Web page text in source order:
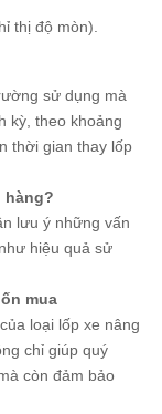
thị độ mòn).
sử dụng mà
kỳ, theo khoảng
thời gian thay lốp
hàng?
lưu ý những vấn
hiệu quả sử
mua
loại lốp xe nâng
chỉ giúp quý
còn đảm bảo